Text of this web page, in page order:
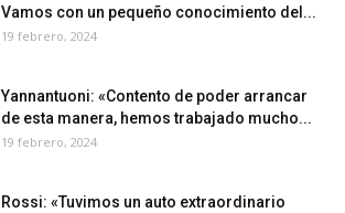
Vamos con un pequeño conocimiento del...
19 febrero, 2024
Yannantuoni: «Contento de poder arrancar
de esta manera, hemos trabajado mucho...
19 febrero, 2024
Rossi: «Tuvimos un auto extraordinario